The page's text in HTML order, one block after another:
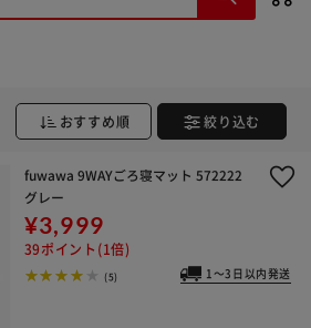
おすすめ順 絞り込む
fuwawa 9WAYごろ寝マット 572222
グレー
¥3,999
39ポイント(1倍)
(5) 1～3日以内発送